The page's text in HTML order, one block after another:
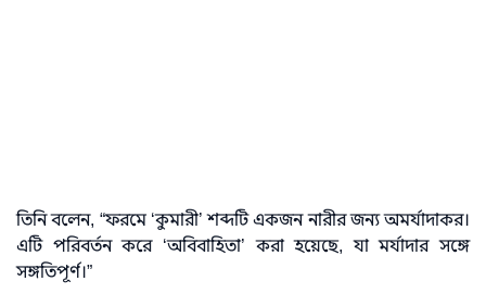
তিনি বলেন, “ফরমে ‘কুমারী’ শব্দটি একজন নারীর জন্য অমর্যাদাকর।
এটি পরিবর্তন করে ‘অবিবাহিতা’ করা হয়েছে, যা মর্যাদার সঙ্গে
সঙ্গতিপূর্ণ।”